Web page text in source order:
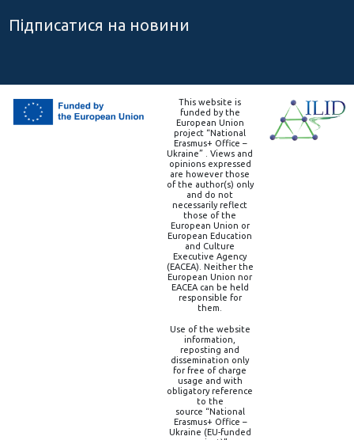
Підписатися на новини
This website is
funded by the
European Union
project “National
Erasmus+ Office –
Ukraine” . Views and
opinions expressed
are however those
of the author(s) only
and do not
necessarily reflect
those of the
European Union or
European Education
and Culture
Executive Agency
(EACEA). Neither the
European Union nor
EACEA can be held
responsible for
them.
Use of the website
information,
reposting and
dissemination only
for free of charge
usage and with
obligatory reference
to the
source “National
Erasmus+ Office –
Ukraine (EU-funded